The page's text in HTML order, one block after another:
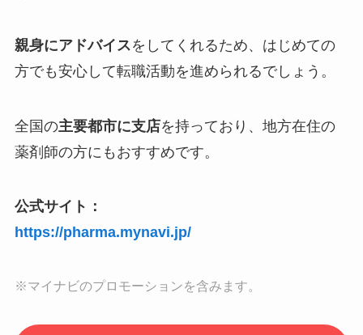
親身にアドバイスをしてくれるため、はじめての
方でも安心して転職活動を進められるでしょう。
全国の主要都市に支店を持っており、地方在住の
薬剤師の方にもおすすめです。
公式サイト：
https://pharma.mynavi.jp/
※マイナビのプロモーションを含みます。